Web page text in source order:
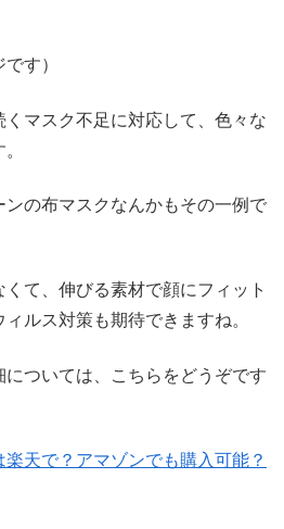
す）
マスク不足に対応して、色々な
の布マスクなんかもその一例で
て、伸びる素材で顔にフィット
ルス対策も期待できますね。
ついては、こちらをどうぞです
天で？アマゾンでも購入可能？